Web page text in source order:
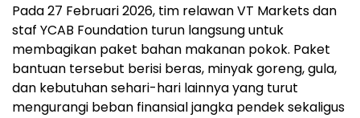
Pada 27 Februari 2026, tim relawan VT Markets dan
staf YCAB Foundation turun langsung untuk
membagikan paket bahan makanan pokok. Paket
bantuan tersebut berisi beras, minyak goreng, gula,
dan kebutuhan sehari-hari lainnya yang turut
mengurangi beban finansial jangka pendek sekaligus